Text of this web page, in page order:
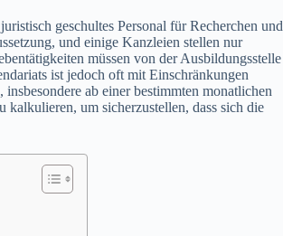
geschultes Personal für Recherchen und
und einige Kanzleien stellen nur
müssen von der Ausbildungsstelle
ist jedoch oft mit Einschränkungen
ab einer bestimmten monatlichen
kalkulieren, um sicherzustellen, dass sich die